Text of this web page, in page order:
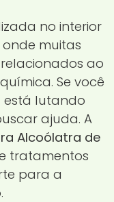
no interior
muitas
ao
Se você
está lutando
ajuda. A
Alcoólatra de
tratamentos
para a